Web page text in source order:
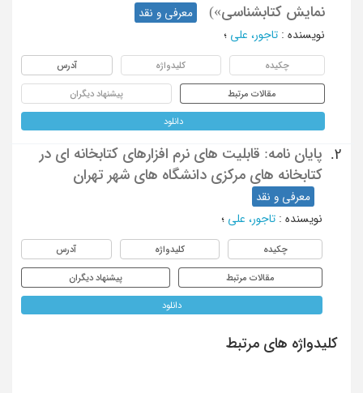
نمایش کتابشناسی»)
معرفی و نقد
نویسنده : تاجور، علی ؛
چکیده کلیدواژه آدرس
مقالات مرتبط پیشنهاد دیگران
دانلود
2.
پایان نامه: قابلیت های نرم افزارهای کتابخانه ای در
کتابخانه های مرکزی دانشگاه های شهر تهران
معرفی و نقد
نویسنده : تاجور، علی ؛
چکیده کلیدواژه آدرس
مقالات مرتبط پیشنهاد دیگران
دانلود
کلیدواژه های مرتبط